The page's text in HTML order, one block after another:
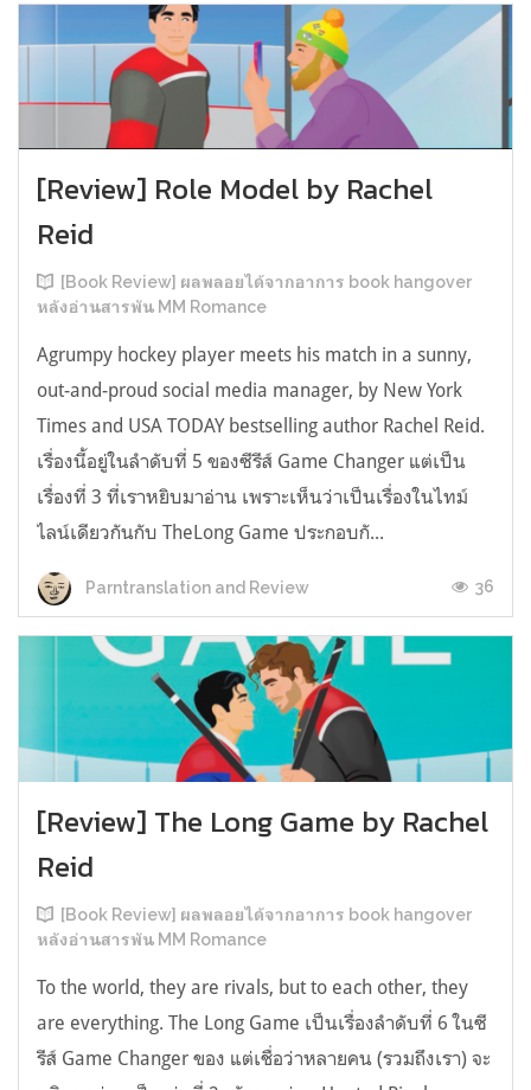
[Review] Role Model by Rachel
Reid
[Book Review] ผลพลอยได้จากอาการ book hangover
หลังอ่านสารพัน MM Romance
Agrumpy hockey player meets his match in a sunny,
out-and-proud social media manager, by New York
Times and USA TODAY bestselling author Rachel Reid.
เรื่องนี้อยู่ในลำดับที่ 5 ของซีรีส์ Game Changer แต่เป็น
เรื่องที่ 3 ที่เราหยิบมาอ่าน เพราะเห็นว่าเป็นเรื่องในไทม์
ไลน์เดียวกันกับ TheLong Game ประกอบกั...
Parntranslation and Review 36
[Review] The Long Game by Rachel
Reid
[Book Review] ผลพลอยได้จากอาการ book hangover
หลังอ่านสารพัน MM Romance
To the world, they are rivals, but to each other, they
are everything. The Long Game เป็นเรื่องลำดับที่ 6 ในซี
รีส์ Game Changer ของ แต่เชื่อว่าหลายคน (รวมถึงเรา) จะ